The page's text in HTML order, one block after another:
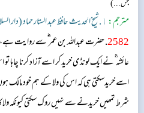
جس...)
مترجم: ١. شیخ الحدیث حافظ عبد الستار حماد (دار السلام)
2582. حضرت عبداللہ بن عمر ؓ سے روایت ہے،
عائشہ ؓ نے ایک لونڈی خرید کر اسے آزاد کرنا
اسے خریدسکتی ہی کہ اس کی ولا کے ہم خود
شرط تمھیں خریدنے سے نہیں روک سکتی کیونکہ